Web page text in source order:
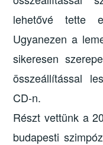
lehetővé tette
Ugyanezen a
sikeresen
összeállítással
CD-n.
Részt vettünk a
budapesti